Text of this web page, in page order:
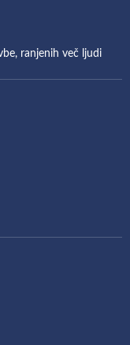
ranjenih več ljudi